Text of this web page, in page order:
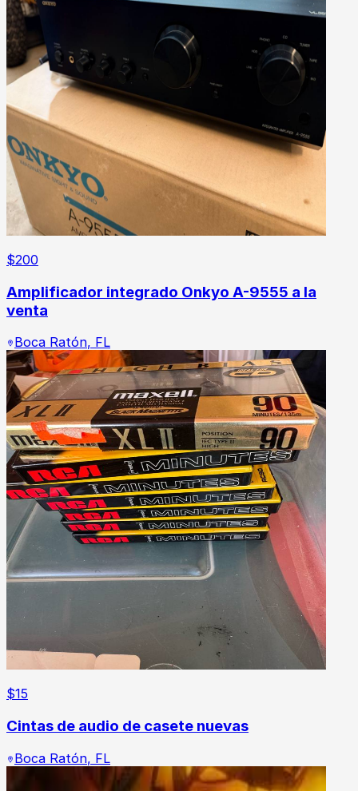
$200
Amplificador integrado Onkyo A-9555 a la
venta
Boca Ratón, FL
$15
Cintas de audio de casete nuevas
Boca Ratón, FL